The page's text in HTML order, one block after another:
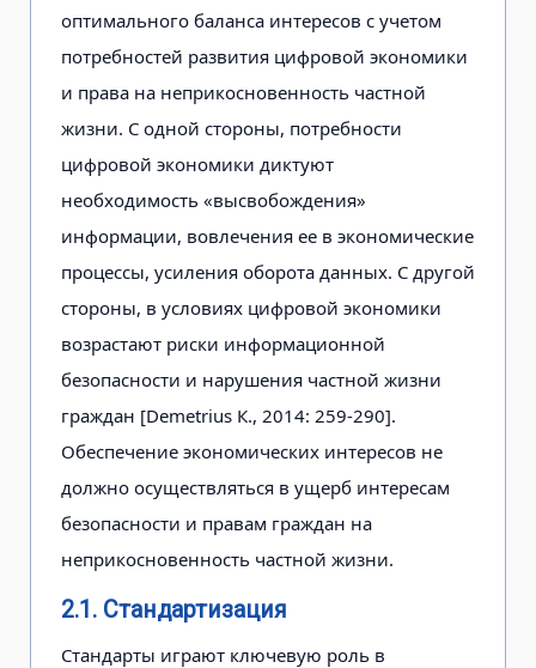
оптимального баланса интересов с учетом
потребностей развития цифровой экономики
и права на неприкосновенность частной
жизни. С одной стороны, потребности
цифровой экономики диктуют
необходимость «высвобождения»
информации, вовлечения ее в экономические
процессы, усиления оборота данных. С другой
стороны, в условиях цифровой экономики
возрастают риски информационной
безопасности и нарушения частной жизни
граждан [Demetrius К., 2014: 259-290].
Обеспечение экономических интересов не
должно осуществляться в ущерб интересам
безопасности и правам граждан на
неприкосновенность частной жизни.
2.1. Стандартизация
Стандарты играют ключевую роль в